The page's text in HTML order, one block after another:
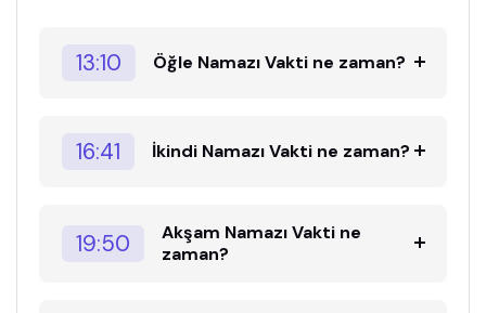
13:10 Öğle Namazı Vakti ne zaman?
16:41 İkindi Namazı Vakti ne zaman?
19:50
Akşam Namazı Vakti ne
zaman?